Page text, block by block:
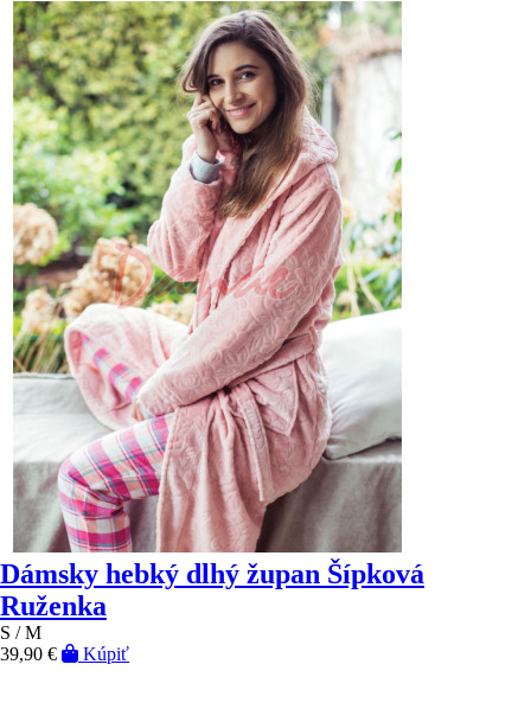
Dámsky hebký dlhý župan Šípková
Ruženka
S / M
39,90 €
Kúpiť